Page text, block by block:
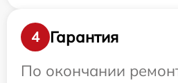
4
Гарантия
По окончании